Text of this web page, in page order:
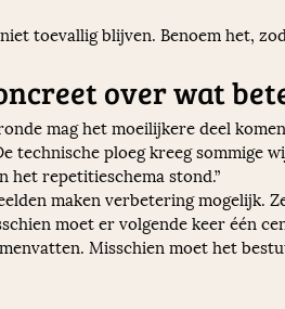
toevallig blijven. Benoem het,
over wat
mag het moeilijkere deel
technische ploeg kreeg sommige
het repetitieschema stond.”
maken verbetering mogelijk.
moet er volgende keer één
Misschien moet het